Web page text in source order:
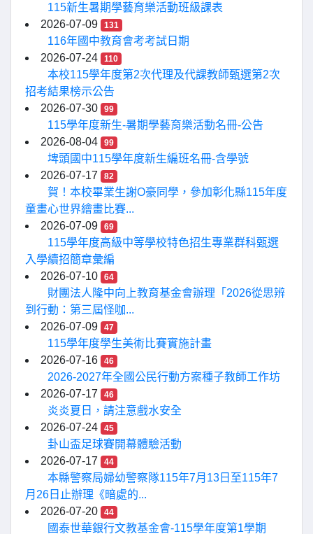
115新生暑期學藝育樂活動班級課表
2026-07-09
131
116年國中教育會考考試日期
2026-07-24
110
本校115學年度第2次代理及代課教師甄選第2次
招考結果榜示公告
2026-07-30
99
115學年度新生-暑期學藝育樂活動名冊-公告
2026-08-04
99
埤頭國中115學年度新生編班名冊-含學號
2026-07-17
82
賀！本校畢業生謝O豪同學，參加彰化縣115年度
童畫心世界繪畫比賽...
2026-07-09
69
115學年度高級中等學校特色招生專業群科甄選
入學續招簡章彙編
2026-07-10
64
財團法人隆中向上教育基金會辦理「2026從思辨
到行動：第三屆怪咖...
2026-07-09
47
115學年度學生美術比賽實施計畫
2026-07-16
46
2026-2027年全國公民行動方案種子教師工作坊
2026-07-17
46
炎炎夏日，請注意戲水安全
2026-07-24
45
卦山盃足球賽開幕體驗活動
2026-07-17
44
本縣警察局婦幼警察隊115年7月13日至115年7
月26日止辦理《暗處的...
2026-07-20
44
國泰世華銀行文教基金會-115學年度第1學期